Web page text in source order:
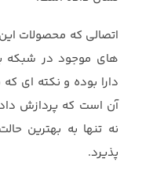
اتصالی که محصولات
های موجود در شبکه
دارا بوده و نکته ای
آن است که پردازش
نه تنها به بهترین
پذیرد.